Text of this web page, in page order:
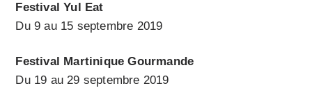
Festival Yul Eat
Du 9 au 15 septembre 2019
Festival Martinique Gourmande
Du 19 au 29 septembre 2019